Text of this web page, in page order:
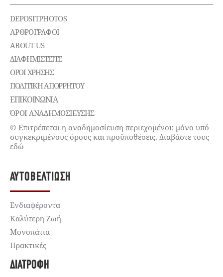
DEPOSITPHOTOS
ΑΡΘΡΟΓΡΑΦΟΙ
ABOUT US
ΔΙΑΦΗΜΙΣΤΕΊΤΕ
ΌΡΟΙ ΧΡΉΣΗΣ
ΠΟΛΙΤΙΚΉ ΑΠΟΡΡΉΤΟΥ
ΕΠΙΚΟΙΝΩΝΊΑ
ΌΡΟΙ ΑΝΑΔΗΜΟΣΙΕΥΣΗΣ
© Επιτρέπεται η αναδημοσίευση περιεχομένου μόνο υπό
συγκεκριμένους όρους και προϋποθέσεις. Διαβάστε τους
εδώ
ΑΥΤΟΒΕΛΤΊΩΣΗ
Ενδιαφέροντα
Καλύτερη Ζωή
Μονοπάτια
Πρακτικές
ΔΙΑΤΡΟΦΉ